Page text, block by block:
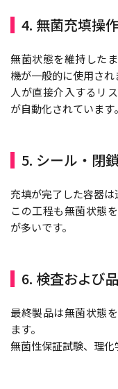
4. 無菌充填操作
無菌状態を維持した
機が一般的に使用され
人が直接介入するリ
が自動化されています。
5. シール・閉
充填が完了した容器は
この工程も無菌状態
が多いです。
6. 検査および
最終製品は無菌状態
ます。
無菌性保証試験、理化